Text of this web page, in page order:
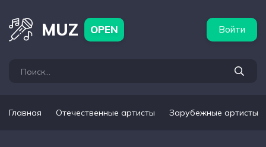
MUZ OPEN Войти
Главная Отечественные артисты Зарубежные артисты
артисты Популярные подборки